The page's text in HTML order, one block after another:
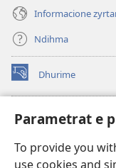
Parametrat e
To provide you
use cookies and
Informacione
Ndihma
Dhurime
(hap
dritare
re)
BIBLIOTEKA
(hap
të
re)
JW Hub
(hap